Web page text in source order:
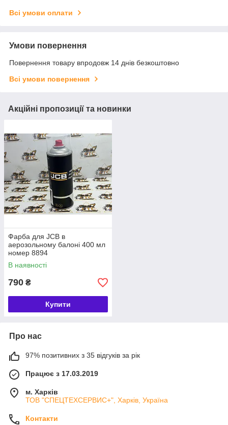
Всі умови оплати
Умови повернення
Повернення товару впродовж 14 днів безкоштовно
Всі умови повернення
Акційні пропозиції та новинки
Фарба для JCB в
аерозольному балоні 400 мл
номер 8894
В наявності
790 ₴
Купити
Про нас
97% позитивних з 35 відгуків за рік
Працює з 17.03.2019
м. Харків
ТОВ "СПЕЦТЕХСЕРВИС+", Харків, Україна
Контакти